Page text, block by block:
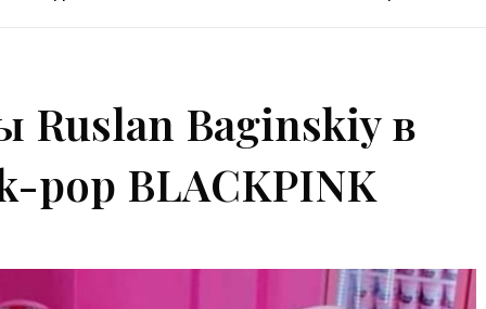
Baginskiy в
pop BLACKPINK